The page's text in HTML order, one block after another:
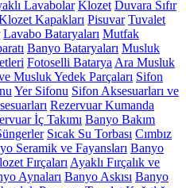
Lavabolar Klozet Duvara Sıfır
Kapakları Pisuvar Tuvalet
Lavabo Bataryaları Mutfak
Banyo Bataryaları Musluk
Fotoselli Batarya Ara Musluk
Musluk Yedek Parçaları Sifon
Yer Sifonu Sifon Aksesuarları ve
Rezervuar Kumanda
İç Takımı Banyo Bakım
Sıcak Su Torbası Cımbız
Seramik ve Fayansları Banyo
Fırçaları Ayaklı Fırçalık ve
Aynaları Banyo Askısı Banyo